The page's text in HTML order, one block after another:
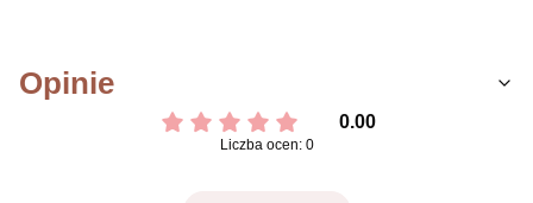
Opinie
0.00
Liczba ocen: 0